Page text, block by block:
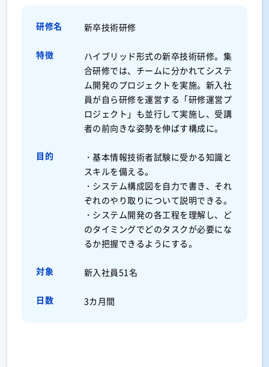
研修名 新卒技術研修
特徴
ハイブリッド形式の新卒技術研修。集
合研修では、チームに分かれてシステ
ム開発のプロジェクトを実施。新入社
員が自ら研修を運営する「研修運営プ
ロジェクト」も並行して実施し、受講
者の前向きな姿勢を伸ばす構成に。
目的
・基本情報技術者試験に受かる知識と
スキルを備える。
・システム構成図を自力で書き、それ
ぞれのやり取りについて説明できる。
・システム開発の各工程を理解し、ど
のタイミングでどのタスクが必要にな
るか把握できるようにする。
対象 新入社員51名
日数 3カ月間